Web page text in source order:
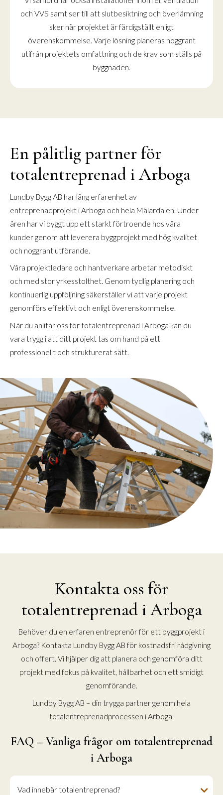
och VVS samt ser till att slutbesiktning och överlämning
sker när projektet är färdigställt enligt
överenskommelse. Varje lösning planeras noggrant
utifrån projektets omfattning och de krav som ställs på
byggnaden.
En pålitlig partner för
totalentreprenad i Arboga
Lundby Bygg AB har lång erfarenhet av
entreprenadprojekt i Arboga och hela Mälardalen. Under
åren har vi byggt upp ett starkt förtroende hos våra
kunder genom att leverera byggprojekt med hög kvalitet
och noggrant utförande.
Våra projektledare och hantverkare arbetar metodiskt
och med stor yrkesstolthet. Genom tydlig planering och
kontinuerlig uppföljning säkerställer vi att varje projekt
genomförs effektivt och enligt överenskommelse.
När du anlitar oss för totalentreprenad i Arboga kan du
vara trygg i att ditt projekt tas om hand på ett
professionellt och strukturerat sätt.
Kontakta oss för
totalentreprenad i Arboga
Behöver du en erfaren entreprenör för ett byggprojekt i
Arboga? Kontakta Lundby Bygg AB för kostnadsfri rådgivning
och offert. Vi hjälper dig att planera och genomföra ditt
projekt med fokus på kvalitet, hållbarhet och ett smidigt
genomförande.
Lundby Bygg AB – din trygga partner genom hela
totalentreprenadprocessen i Arboga.
FAQ – Vanliga frågor om totalentreprenad
i Arboga
Vad innebär totalentreprenad?